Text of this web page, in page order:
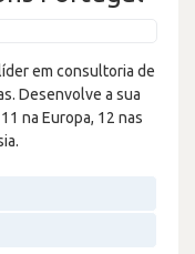
em consultoria de
Desenvolve a sua
na Europa, 12 nas